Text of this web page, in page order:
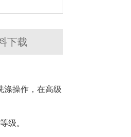
下载
涤操作，在高级
级。